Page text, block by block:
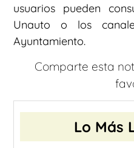
usuarios pueden
Unauto o los
Ayuntamiento.
Comparte esta
Lo Más